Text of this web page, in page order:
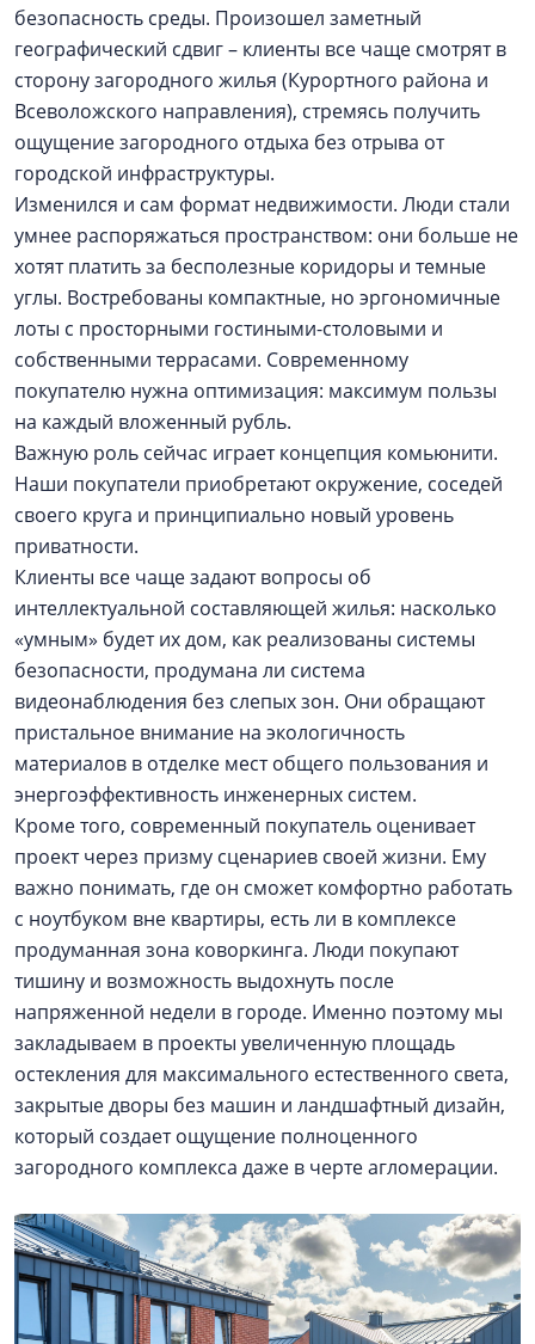
безопасность среды. Произошел заметный
географический сдвиг – клиенты все чаще смотрят в
сторону загородного жилья (Курортного района и
Всеволожского направления), стремясь получить
ощущение загородного отдыха без отрыва от
городской инфраструктуры.
Изменился и сам формат недвижимости. Люди стали
умнее распоряжаться пространством: они больше не
хотят платить за бесполезные коридоры и темные
углы. Востребованы компактные, но эргономичные
лоты с просторными гостиными-столовыми и
собственными террасами. Современному
покупателю нужна оптимизация: максимум пользы
на каждый вложенный рубль.
Важную роль сейчас играет концепция комьюнити.
Наши покупатели приобретают окружение, соседей
своего круга и принципиально новый уровень
приватности.
Клиенты все чаще задают вопросы об
интеллектуальной составляющей жилья: насколько
«умным» будет их дом, как реализованы системы
безопасности, продумана ли система
видеонаблюдения без слепых зон. Они обращают
пристальное внимание на экологичность
материалов в отделке мест общего пользования и
энергоэффективность инженерных систем.
Кроме того, современный покупатель оценивает
проект через призму сценариев своей жизни. Ему
важно понимать, где он сможет комфортно работать
с ноутбуком вне квартиры, есть ли в комплексе
продуманная зона коворкинга. Люди покупают
тишину и возможность выдохнуть после
напряженной недели в городе. Именно поэтому мы
закладываем в проекты увеличенную площадь
остекления для максимального естественного света,
закрытые дворы без машин и ландшафтный дизайн,
который создает ощущение полноценного
загородного комплекса даже в черте агломерации.